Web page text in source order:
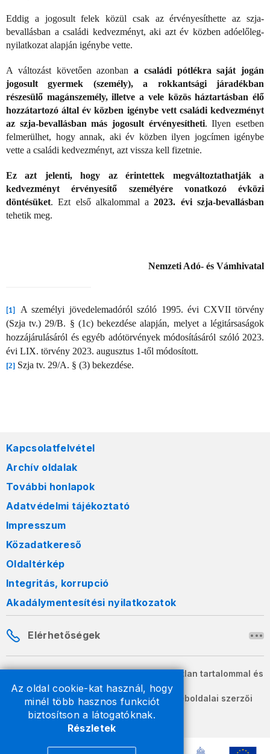
Az oldal cookie-kat használ, hogy
minél több hasznos funkciót
biztosítson a látogatóknak.
Részletek
Eddig a jogosult felek közül csak az érvényesíthette az szja-
bevallásban a családi kedvezményt, aki azt év közben adóelőleg-
nyilatkozat alapján igénybe vette.
A változást követően azonban a családi pótlékra saját jogán
jogosult gyermek (személy), a rokkantsági járadékban
részesülő magánszemély, illetve a vele közös háztartásban élő
hozzátartozó által év közben igénybe vett családi kedvezményt
az szja-bevallásban más jogosult érvényesítheti. Ilyen esetben
felmerülhet, hogy annak, aki év közben ilyen jogcímen igénybe
vette a családi kedvezményt, azt vissza kell fizetnie.
Ez azt jelenti, hogy az érintettek megváltoztathatják a
kedvezményt érvényesítő személyére vonatkozó évközi
döntésüket. Ezt első alkalommal a2023. évi szja-bevallásban
tehetik meg.
Nemzeti Adó- és Vámhivatal
[1]
A személyi jövedelemadóról szóló 1995. évi CXVII törvény
(Szja tv.) 29/B. § (1c) bekezdése alapján, melyet a légitársaságok
hozzájárulásáról és egyéb adótörvények módosításáról szóló 2023.
évi LIX. törvény 2023. augusztus 1-től módosított.
[2] Szja tv. 29/A. § (3) bekezdése.
Kapcsolatfelvétel
Archív oldalak
További honlapok
Adatvédelmi tájékoztató
Impresszum
Közadatkereső
Oldaltérkép
Integritás, korrupció
Akadálymentesítési nyilatkozatok
Elérhetőségek
A honlapon szereplő információk változatlan tartalommal és
formában szabadon terjeszthetők.
2026 © A Nemzeti Adó- és Vámhivatal weboldalai szerzői
jogvédelem alatt állnak.